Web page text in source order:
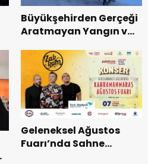
Büyükşehirden Gerçeği
Aratmayan Yangın ve
Geleneksel Ağustos
Fuarı’nda Sahne